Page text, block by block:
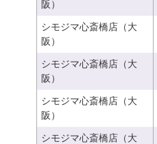
阪）
シモジマ心斎橋店（大
阪）
シモジマ心斎橋店（大
阪）
シモジマ心斎橋店（大
阪）
シモジマ心斎橋店（大